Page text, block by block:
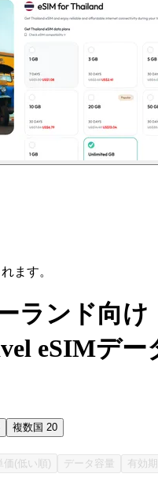
ます。
ランド向け
eSIMデー
複数国 20
価(低い順) データ容量 有効期